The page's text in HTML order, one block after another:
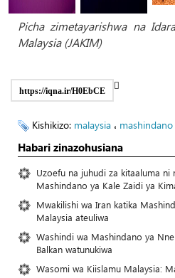
Picha zimetayarishwa na
Malaysia (JAKIM)
https://iqna.ir/H0EbCE
Kishikizo: malaysia ،
Habari zinazohusiana
Uzoefu na juhudi za kitaaluma ni
Mashindano ya Kale Zaidi ya
Mwakilishi wa Iran katika
Malaysia ateuliwa
Washindi wa Mashindano ya
Balkan watunukiwa
Wasomi wa Kiislamu Malaysia: